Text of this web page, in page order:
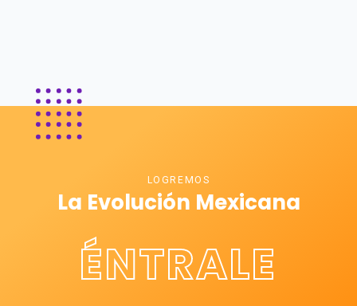
LOGREMOS
La Evolución Mexicana
ÉNTRALE